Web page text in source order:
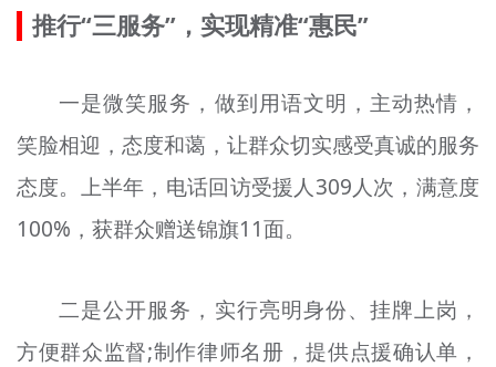
推行“三服务”，实现精准“惠民”
一是微笑服务，做到用语文明，主动热情，
笑脸相迎，态度和蔼，让群众切实感受真诚的服务
态度。上半年，电话回访受援人309人次，满意度
100%，获群众赠送锦旗11面。
二是公开服务，实行亮明身份、挂牌上岗，
方便群众监督;制作律师名册，提供点援确认单，